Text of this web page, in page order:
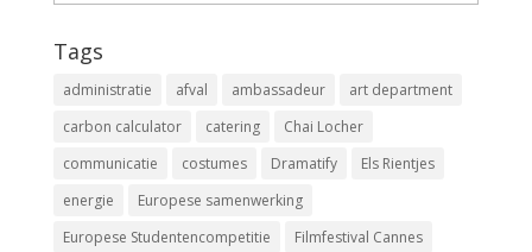
Tags
administratie afval ambassadeur
art department
carbon calculator
catering
Chai Locher
communicatie
costumes Dramatify
Els Rientjes
energie
Europese samenwerking
Europese Studentencompetitie
Filmfestival Cannes